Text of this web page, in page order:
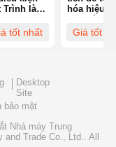
Chloride
Trình làm
lý nước
tốt nhất
hóa hiệu
nhiệt độ
Giá tốt
Desktop
Site
bảo mật
Nhà máy Trung
Trade Co., Ltd.. All